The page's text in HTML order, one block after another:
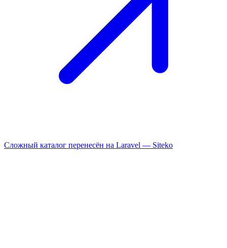
Сложный каталог перенесён на Laravel — Siteko